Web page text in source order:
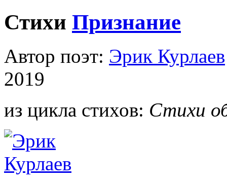
Стихи Признание
Автор поэт: Эрик Курлаев
2019
из цикла стихов: Стихи